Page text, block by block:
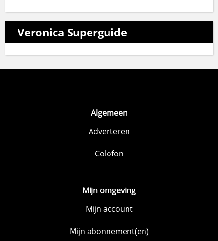
Veronica Superguide
Algemeen
Adverteren
Colofon
Mijn omgeving
Mijn account
Mijn abonnement(en)